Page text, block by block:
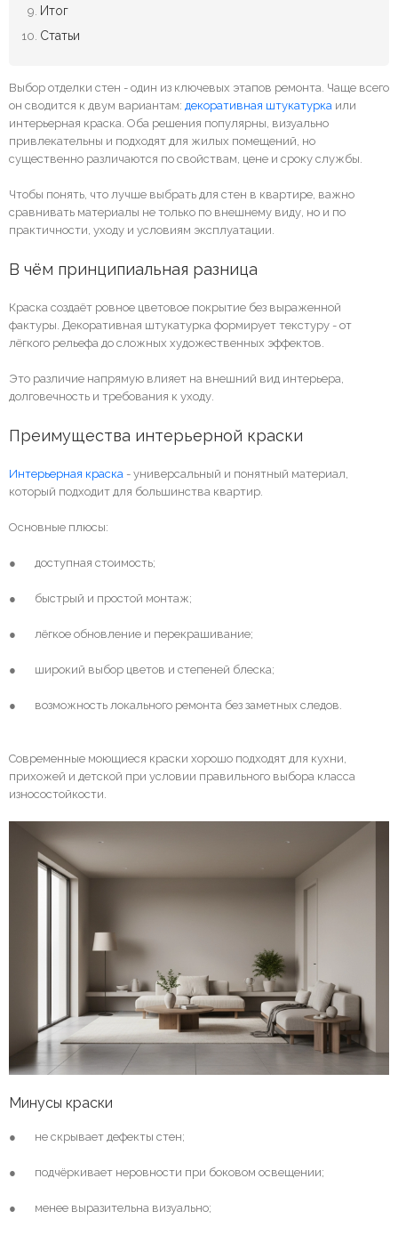
Выбор отделки стен - один из ключевых этапов ремонта. Чаще всего
он сводится к двум вариантам: декоративная штукатурка или
интерьерная краска. Оба решения популярны, визуально
привлекательны и подходят для жилых помещений, но
существенно различаются по свойствам, цене и сроку службы.
Чтобы понять, что лучше выбрать для стен в квартире, важно
сравнивать материалы не только по внешнему виду, но и по
практичности, уходу и условиям эксплуатации.
В чём принципиальная разница
Краска создаёт ровное цветовое покрытие без выраженной
фактуры. Декоративная штукатурка формирует текстуру - от
лёгкого рельефа до сложных художественных эффектов.
Это различие напрямую влияет на внешний вид интерьера,
долговечность и требования к уходу.
Преимущества интерьерной краски
Интерьерная краска - универсальный и понятный материал,
который подходит для большинства квартир.
Основные плюсы:
● доступная стоимость;
● быстрый и простой монтаж;
● лёгкое обновление и перекрашивание;
● широкий выбор цветов и степеней блеска;
● возможность локального ремонта без заметных следов.
Современные моющиеся краски хорошо подходят для кухни,
прихожей и детской при условии правильного выбора класса
износостойкости.
Минусы краски
● не скрывает дефекты стен;
● подчёркивает неровности при боковом освещении;
● менее выразительна визуально;
Итог
Статьи